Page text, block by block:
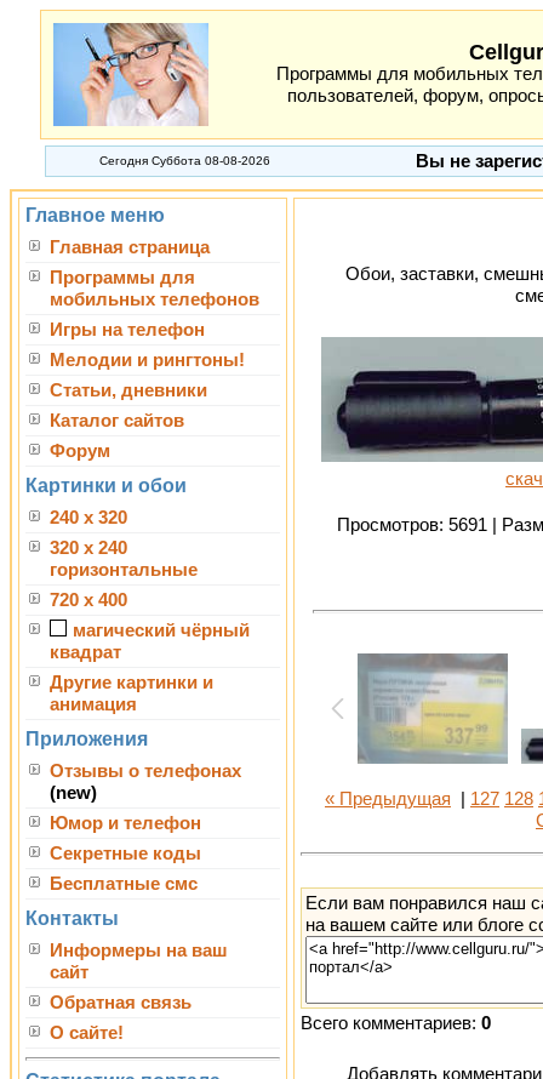
Программы для мобильных
пользователей, форум,
Сегодня Суббота 08-08-2026 Вы не
Главное меню
Главная страница
Программы для
мобильных телефонов
Игры на телефон
Мелодии и рингтоны!
Статьи, дневники
Каталог сайтов
Форум
Картинки и обои
240 x 320
320 x 240
горизонтальные
720 x 400
магический чёрный
квадрат
Другие картинки и
анимация
Приложения
Отзывы о телефонах
(new)
Юмор и телефон
Секретные коды
Бесплатные смс
Контакты
Информеры на ваш
сайт
Обратная связь
О сайте!
Обои, заставки,
Просмотров: 5691 |
« Предыдущая 127 128
Если вам понравился наш
на вашем сайте или блоге
Всего комментариев: 0
Добавлять